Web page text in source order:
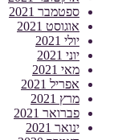
ספטמבר 2021
אוגוסט 2021
יולי 2021
יוני 2021
מאי 2021
אפריל 2021
מרץ 2021
פברואר 2021
ינואר 2021